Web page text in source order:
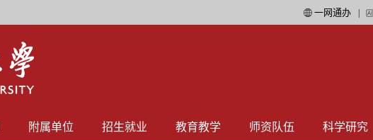
一网通办
附属单位 招生就业 教育教学 师资队伍 科学研究